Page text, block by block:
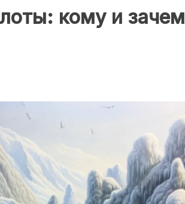
кому и зачем